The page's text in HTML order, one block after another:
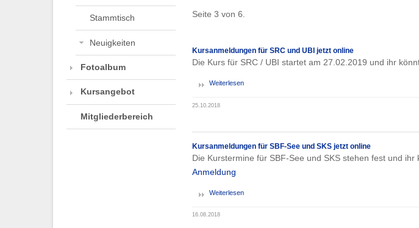
Stammtisch
Neuigkeiten
Fotoalbum
Kursangebot
Mitgliederbereich
Seite 3 von 6.
Kursanmeldungen für SRC und UBI jetzt online
Die Kurs für SRC / UBI startet am 27.02.2019 und ihr
Weiterlesen
25.10.2018
Kursanmeldungen für SBF-See und SKS jetzt online
Die Kurstermine für SBF-See und SKS stehen fest und
Anmeldung
Weiterlesen
16.08.2018